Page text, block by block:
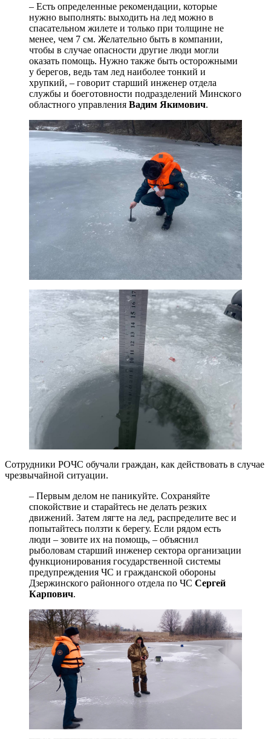
– Есть определенные рекомендации, которые
нужно выполнять: выходить на лед можно в
спасательном жилете и только при толщине не
менее, чем 7 см. Желательно быть в компании,
чтобы в случае опасности другие люди могли
оказать помощь. Нужно также быть осторожными
у берегов, ведь там лед наиболее тонкий и
хрупкий, – говорит старший инженер отдела
службы и боеготовности подразделений Минского
областного управления Вадим Якимович.
Сотрудники РОЧС обучали граждан, как действовать в случае
чрезвычайной ситуации.
– Первым делом не паникуйте. Сохраняйте
спокойствие и старайтесь не делать резких
движений. Затем лягте на лед, распределите вес и
попытайтесь ползти к берегу. Если рядом есть
люди – зовите их на помощь, – объяснил
рыболовам старший инженер сектора организации
функционирования государственной системы
предупреждения ЧС и гражданской обороны
Дзержинского районного отдела по ЧС Сергей
Карпович.